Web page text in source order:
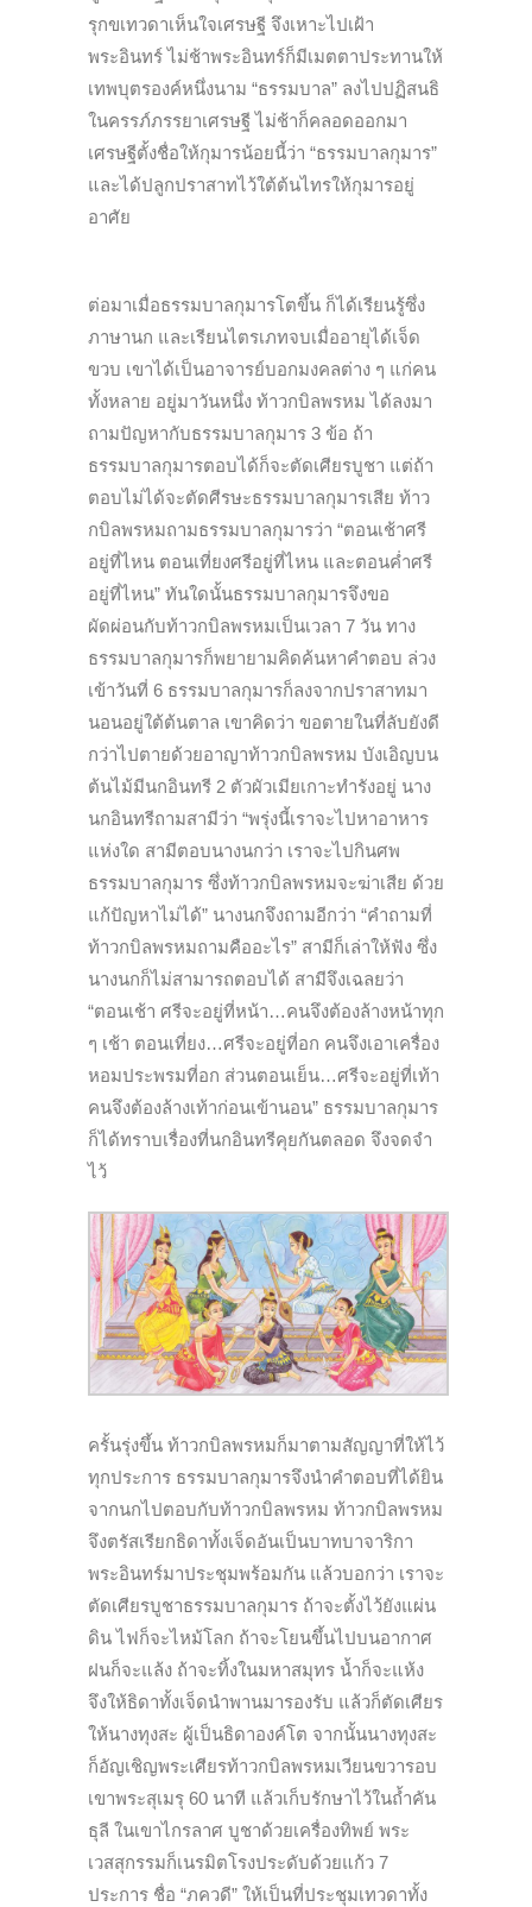
รุกขเทวดาเห็นใจเศรษฐี จึงเหาะไปเฝ้า
พระอินทร์ ไม่ช้าพระอินทร์ก็มีเมตตาประทานให้
เทพบุตรองค์หนึ่งนาม “ธรรมบาล” ลงไปปฏิสนธิ
ในครรภ์ภรรยาเศรษฐี ไม่ช้าก็คลอดออกมา
เศรษฐีตั้งชื่อให้กุมารน้อยนี้ว่า “ธรรมบาลกุมาร”
และได้ปลูกปราสาทไว้ใต้ต้นไทรให้กุมารอยู่
อาศัย
ต่อมาเมื่อธรรมบาลกุมารโตขึ้น ก็ได้เรียนรู้ซึ่ง
ภาษานก และเรียนไตรเภทจบเมื่ออายุได้เจ็ด
ขวบ เขาได้เป็นอาจารย์บอกมงคลต่าง ๆ แก่คน
ทั้งหลาย อยู่มาวันหนึ่ง ท้าวกบิลพรหม ได้ลงมา
ถามปัญหากับธรรมบาลกุมาร 3 ข้อ ถ้า
ธรรมบาลกุมารตอบได้ก็จะตัดเศียรบูชา แต่ถ้า
ตอบไม่ได้จะตัดศีรษะธรรมบาลกุมารเสีย ท้าว
กบิลพรหมถามธรรมบาลกุมารว่า “ตอนเช้าศรี
อยู่ที่ไหน ตอนเที่ยงศรีอยู่ที่ไหน และตอนค่ำศรี
อยู่ที่ไหน” ทันใดนั้นธรรมบาลกุมารจึงขอ
ผัดผ่อนกับท้าวกบิลพรหมเป็นเวลา 7 วัน ทาง
ธรรมบาลกุมารก็พยายามคิดค้นหาคำตอบ ล่วง
เข้าวันที่ 6 ธรรมบาลกุมารก็ลงจากปราสาทมา
นอนอยู่ใต้ต้นตาล เขาคิดว่า ขอตายในที่ลับยังดี
กว่าไปตายด้วยอาญาท้าวกบิลพรหม บังเอิญบน
ต้นไม้มีนกอินทรี 2 ตัวผัวเมียเกาะทำรังอยู่ นาง
นกอินทรีถามสามีว่า “พรุ่งนี้เราจะไปหาอาหาร
แห่งใด สามีตอบนางนกว่า เราจะไปกินศพ
ธรรมบาลกุมาร ซึ่งท้าวกบิลพรหมจะฆ่าเสีย ด้วย
แก้ปัญหาไม่ได้” นางนกจึงถามอีกว่า “คำถามที่
ท้าวกบิลพรหมถามคืออะไร” สามีก็เล่าให้ฟัง ซึ่ง
นางนกก็ไม่สามารถตอบได้ สามีจึงเฉลยว่า
“ตอนเช้า ศรีจะอยู่ที่หน้า…คนจึงต้องล้างหน้าทุก
ๆ เช้า ตอนเที่ยง…ศรีจะอยู่ที่อก คนจึงเอาเครื่อง
หอมประพรมที่อก ส่วนตอนเย็น…ศรีจะอยู่ที่เท้า
คนจึงต้องล้างเท้าก่อนเข้านอน” ธรรมบาลกุมาร
ก็ได้ทราบเรื่องที่นกอินทรีคุยกันตลอด จึงจดจำ
ไว้
ครั้นรุ่งขึ้น ท้าวกบิลพรหมก็มาตามสัญญาที่ให้ไว้
ทุกประการ ธรรมบาลกุมารจึงนำคำตอบที่ได้ยิน
จากนกไปตอบกับท้าวกบิลพรหม ท้าวกบิลพรหม
จึงตรัสเรียกธิดาทั้งเจ็ดอันเป็นบาทบาจาริกา
พระอินทร์มาประชุมพร้อมกัน แล้วบอกว่า เราจะ
ตัดเศียรบูชาธรรมบาลกุมาร ถ้าจะตั้งไว้ยังแผ่น
ดิน ไฟก็จะไหม้โลก ถ้าจะโยนขึ้นไปบนอากาศ
ฝนก็จะแล้ง ถ้าจะทิ้งในมหาสมุทร น้ำก็จะแห้ง
จึงให้ธิดาทั้งเจ็ดนำพานมารองรับ แล้วก็ตัดเศียร
ให้นางทุงสะ ผู้เป็นธิดาองค์โต จากนั้นนางทุงสะ
ก็อัญเชิญพระเศียรท้าวกบิลพรหมเวียนขวารอบ
เขาพระสุเมรุ 60 นาที แล้วเก็บรักษาไว้ในถ้ำคัน
ธุลี ในเขาไกรลาศ บูชาด้วยเครื่องทิพย์ พระ
เวสสุกรรมก็เนรมิตโรงประดับด้วยแก้ว 7
ประการ ชื่อ “ภควดี” ให้เป็นที่ประชุมเทวดาทั้ง